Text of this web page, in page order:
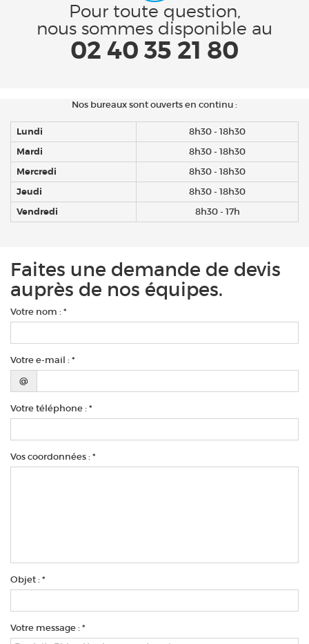
Pour toute question,
nous sommes disponible au
02 40 35 21 80
Nos bureaux sont ouverts en continu :
Lundi
8h30 - 18h30
Mardi
8h30 - 18h30
Mercredi
8h30 - 18h30
Jeudi
8h30 - 18h30
Vendredi
8h30 - 17h
Faites une demande de devis
auprès de nos équipes.
Votre nom : *
Votre e-mail : *
@
Votre téléphone : *
Vos coordonnées : *
Objet : *
Votre message : *